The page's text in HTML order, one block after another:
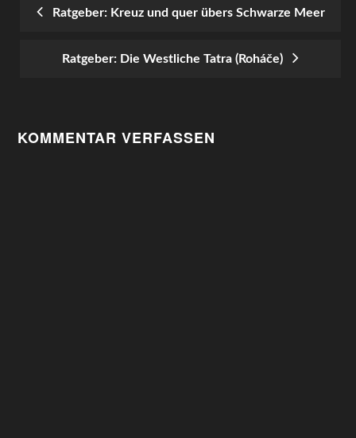
POST
NAVIGATION
Ratgeber: Kreuz und quer übers Schwarze Meer
Ratgeber: Die Westliche Tatra (Roháče)
KOMMENTAR VERFASSEN